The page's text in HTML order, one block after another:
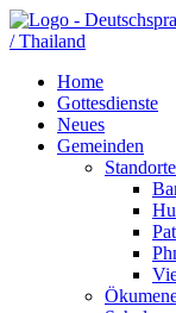
Home
Gottesdienste
Neues
Gemeinden
Standorte